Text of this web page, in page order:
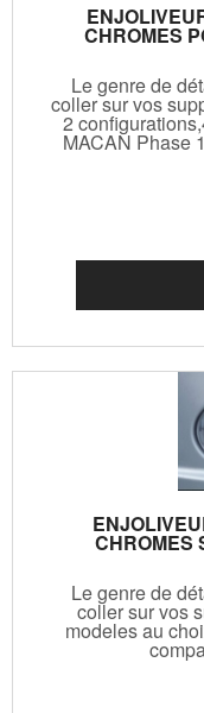
CHROMES
Le genre de
coller sur vos
2
MACAN Phase
CHROMES
Le genre de
coller sur vos
modeles au